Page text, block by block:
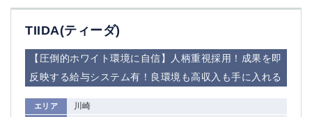
TIIDA(ティーダ)
【圧倒的ホワイト環境に自信】人柄重視採用！成果を即
反映する給与システム有！良環境も高収入も手に入れる
エリア 川崎
神奈川県
関内
横浜
本厚木